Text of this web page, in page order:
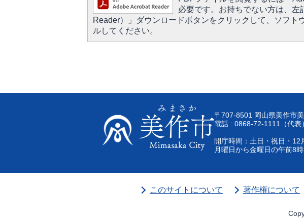
必要です。お持ちでない方は、
Reader）」ダウンロードボタンをクリックして、ソフト
ルしてください。
〒707-8501 岡山県美作市
電話 : 0868-72-1111（代表）
開庁時間：土日・祝日・12
月曜日から金曜日の午前8
このサイトについて 著作権について